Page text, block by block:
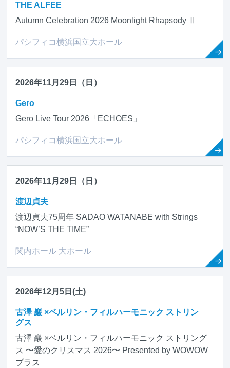
THE ALFEE
Autumn Celebration 2026 Moonlight Rhapsody Ⅱ
パシフィコ横浜国立大ホール
2026年11月29日（日）
Gero
Gero Live Tour 2026「ECHOES」
パシフィコ横浜国立大ホール
2026年11月29日（日）
渡辺貞夫
渡辺貞夫75周年 SADAO WATANABE with Strings
“NOW’S THE TIME”
関内ホール 大ホール
2026年12月5日(土)
古澤 巖 ×ベルリン・フィルハーモニック ストリン
グス
古澤 巖 ×ベルリン・フィルハーモニック ストリング
ス 〜愛のクリスマス 2026〜 Presented by WOWOW
プラス